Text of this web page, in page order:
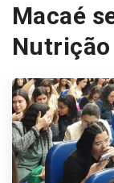
Macaé
Nutrição